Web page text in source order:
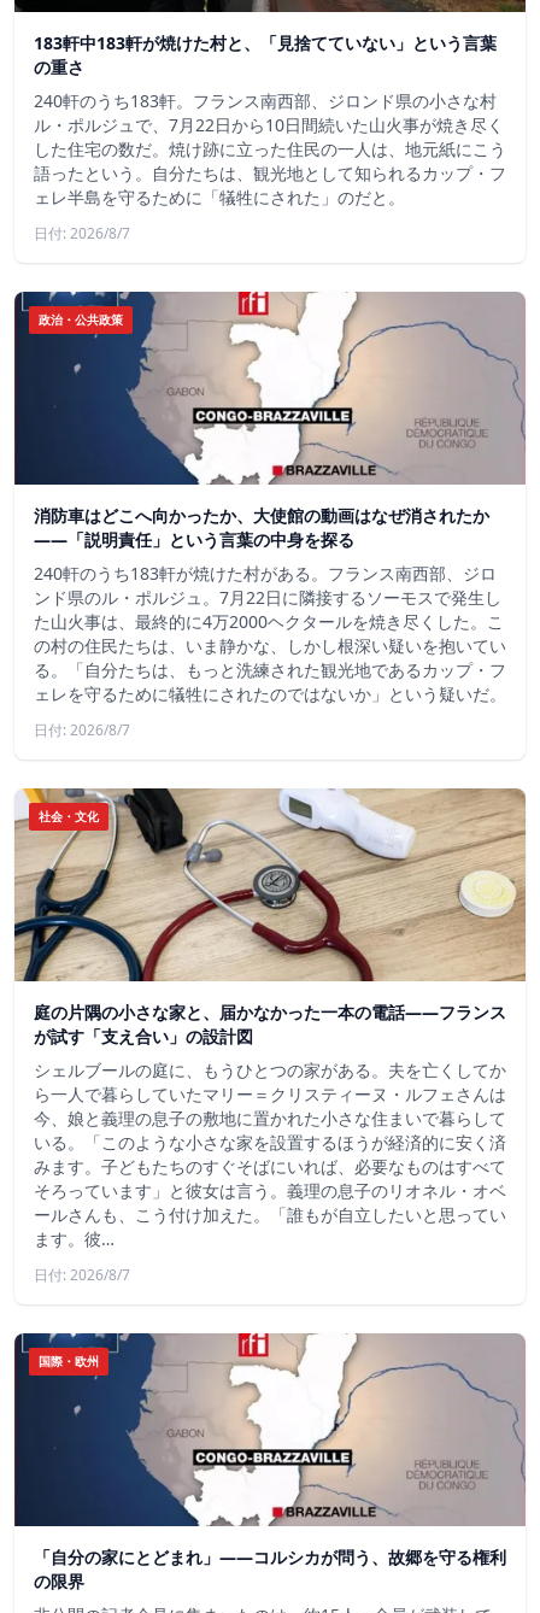
183軒中183軒が焼けた村と、「見捨てていない」という言葉
の重さ
240軒のうち183軒。フランス南西部、ジロンド県の小さな村
ル・ポルジュで、7月22日から10日間続いた山火事が焼き尽く
した住宅の数だ。焼け跡に立った住民の一人は、地元紙にこう
語ったという。自分たちは、観光地として知られるカップ・フ
ェレ半島を守るために「犠牲にされた」のだと。
日付: 2026/8/7
政治・公共政策
消防車はどこへ向かったか、大使館の動画はなぜ消されたか
——「説明責任」という言葉の中身を探る
240軒のうち183軒が焼けた村がある。フランス南西部、ジロ
ンド県のル・ポルジュ。7月22日に隣接するソーモスで発生し
た山火事は、最終的に4万2000ヘクタールを焼き尽くした。こ
の村の住民たちは、いま静かな、しかし根深い疑いを抱いてい
る。「自分たちは、もっと洗練された観光地であるカップ・フ
ェレを守るために犠牲にされたのではないか」という疑いだ。
日付: 2026/8/7
社会・文化
庭の片隅の小さな家と、届かなかった一本の電話——フランス
が試す「支え合い」の設計図
シェルブールの庭に、もうひとつの家がある。夫を亡くしてか
ら一人で暮らしていたマリー＝クリスティーヌ・ルフェさんは
今、娘と義理の息子の敷地に置かれた小さな住まいで暮らして
いる。「このような小さな家を設置するほうが経済的に安く済
みます。子どもたちのすぐそばにいれば、必要なものはすべて
そろっています」と彼女は言う。義理の息子のリオネル・オベ
ールさんも、こう付け加えた。「誰もが自立したいと思ってい
ます。彼…
日付: 2026/8/7
国際・欧州
「自分の家にとどまれ」——コルシカが問う、故郷を守る権利
の限界